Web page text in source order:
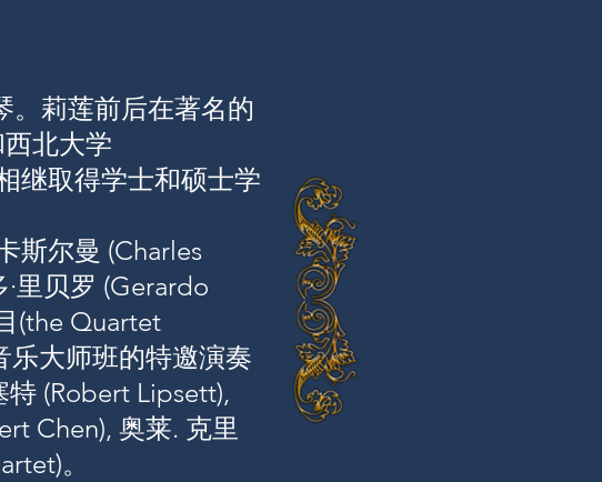
。莉莲前后在著名的
北大学
继取得学士和硕士学
斯尔曼 (Charles
里贝罗 (Gerardo
(the Quartet
乐大师班的特邀演奏
(Robert Lipsett),
Chen), 奥莱. 克里
。